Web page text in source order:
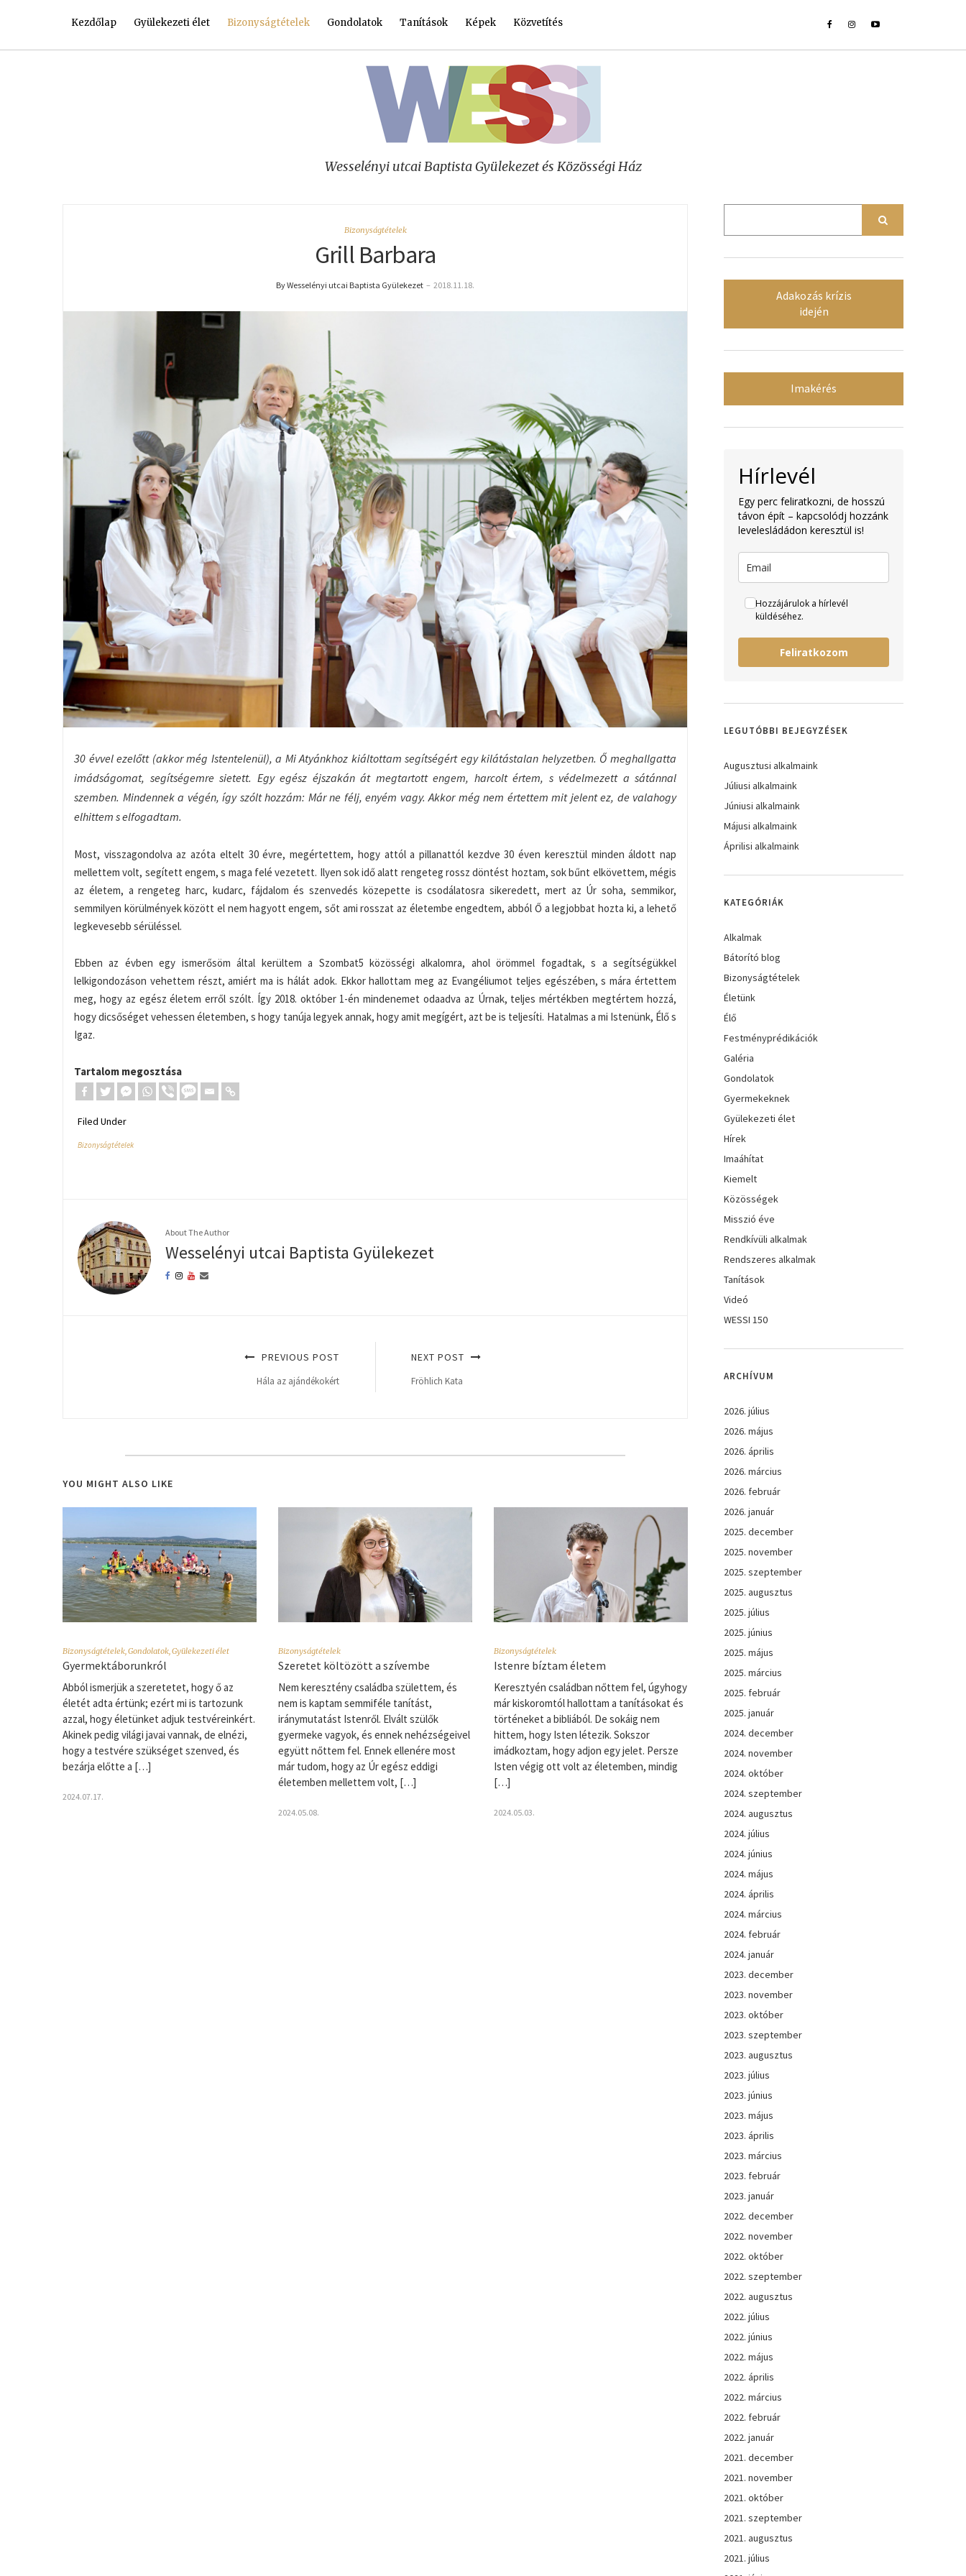
Kezdőlap Gyülekezeti élet Bizonyságtételek Gondolatok Tanítások Képek Közvetítés
Wesselényi utcai Baptista Gyülekezet és Közösségi Ház
Bizonyságtételek
Grill Barbara
By Wesselényi utcai Baptista Gyülekezet – 2018.11.18.
30 évvel ezelőtt (akkor még Istentelenül), a Mi Atyánkhoz kiáltottam segítségért egy kilátástalan helyzetben. Ő meghallgatta
imádságomat, segítségemre sietett. Egy egész éjszakán át megtartott engem, harcolt értem, s védelmezett a sátánnal
szemben. Mindennek a végén, így szólt hozzám: Már ne félj, enyém vagy. Akkor még nem értettem mit jelent ez, de valahogy
elhittem s elfogadtam.
Most, visszagondolva az azóta eltelt 30 évre, megértettem, hogy attól a pillanattól kezdve 30 éven keresztül minden áldott nap
mellettem volt, segített engem, s maga felé vezetett. Ilyen sok idő alatt rengeteg rossz döntést hoztam, sok bűnt elkövettem, mégis
az életem, a rengeteg harc, kudarc, fájdalom és szenvedés közepette is csodálatosra sikeredett, mert az Úr soha, semmikor,
semmilyen körülmények között el nem hagyott engem, sőt ami rosszat az életembe engedtem, abból Ő a legjobbat hozta ki, a lehető
legkevesebb sérüléssel.
Ebben az évben egy ismerősöm által kerültem a Szombat5 közösségi alkalomra, ahol örömmel fogadtak, s a segítségükkel
lelkigondozáson vehettem részt, amiért ma is hálát adok. Ekkor hallottam meg az Evangéliumot teljes egészében, s mára értettem
meg, hogy az egész életem erről szólt. Így 2018. október 1-én mindenemet odaadva az Úrnak, teljes mértékben megtértem hozzá,
hogy dicsőséget vehessen életemben, s hogy tanúja legyek annak, hogy amit megígért, azt be is teljesíti. Hatalmas a mi Istenünk, Élő s
Igaz.
Tartalom megosztása
Filed Under
Bizonyságtételek
About The Author
Wesselényi utcai Baptista Gyülekezet
PREVIOUS POST
Hála az ajándékokért
NEXT POST
Fröhlich Kata
YOU MIGHT ALSO LIKE
Bizonyságtételek,Gondolatok,Gyülekezeti élet
Gyermektáborunkról
Abból ismerjük a szeretetet, hogy ő az
életét adta értünk; ezért mi is tartozunk
azzal, hogy életünket adjuk testvéreinkért.
Akinek pedig világi javai vannak, de elnézi,
hogy a testvére szükséget szenved, és
bezárja előtte a […]
2024.07.17.
Bizonyságtételek
Szeretet költözött a szívembe
Nem keresztény családba születtem, és
nem is kaptam semmiféle tanítást,
iránymutatást Istenről. Elvált szülők
gyermeke vagyok, és ennek nehézségeivel
együtt nőttem fel. Ennek ellenére most
már tudom, hogy az Úr egész eddigi
életemben mellettem volt, […]
2024.05.08.
Bizonyságtételek
Istenre bíztam életem
Keresztyén családban nőttem fel, úgyhogy
már kiskoromtól hallottam a tanításokat és
történeket a bibliából. De sokáig nem
hittem, hogy Isten létezik. Sokszor
imádkoztam, hogy adjon egy jelet. Persze
Isten végig ott volt az életemben, mindig
[…]
2024.05.03.
Adakozás krízis
idején
Imakérés
Hírlevél
Egy perc feliratkozni, de hosszú
távon épít – kapcsolódj hozzánk
levelesládádon keresztül is!
Hozzájárulok a hírlevél
küldéséhez.
Feliratkozom
LEGUTÓBBI BEJEGYZÉSEK
Augusztusi alkalmaink
Júliusi alkalmaink
Júniusi alkalmaink
Májusi alkalmaink
Áprilisi alkalmaink
KATEGÓRIÁK
Alkalmak
Bátorító blog
Bizonyságtételek
Életünk
Élő
Festményprédikációk
Galéria
Gondolatok
Gyermekeknek
Gyülekezeti élet
Hírek
Imaáhítat
Kiemelt
Közösségek
Misszió éve
Rendkívüli alkalmak
Rendszeres alkalmak
Tanítások
Videó
WESSI 150
ARCHÍVUM
2026. július
2026. május
2026. április
2026. március
2026. február
2026. január
2025. december
2025. november
2025. szeptember
2025. augusztus
2025. július
2025. június
2025. május
2025. március
2025. február
2025. január
2024. december
2024. november
2024. október
2024. szeptember
2024. augusztus
2024. július
2024. június
2024. május
2024. április
2024. március
2024. február
2024. január
2023. december
2023. november
2023. október
2023. szeptember
2023. augusztus
2023. július
2023. június
2023. május
2023. április
2023. március
2023. február
2023. január
2022. december
2022. november
2022. október
2022. szeptember
2022. augusztus
2022. július
2022. június
2022. május
2022. április
2022. március
2022. február
2022. január
2021. december
2021. november
2021. október
2021. szeptember
2021. augusztus
2021. július